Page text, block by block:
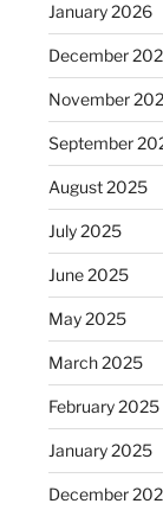
January 2026
December
November
September
August 2025
July 2025
June 2025
May 2025
March 2025
February 2025
January 2025
December